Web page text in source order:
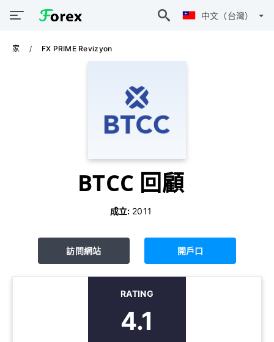
中文（台灣）
家 FX PRIME Revizyon
BTCC 回顧
成立: 2011
訪問網站 開戶口
RATING
4.1